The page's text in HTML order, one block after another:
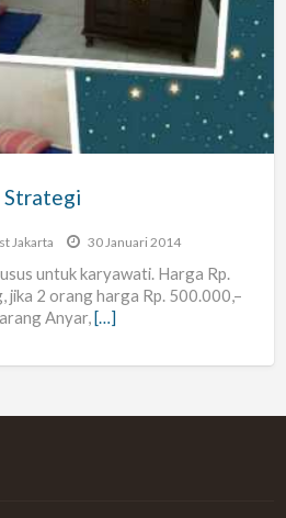
Strategi
Jakarta 30 Januari 2014
untuk karyawati. Harga Rp.
2 orang harga Rp. 500.000,–
Anyar, […]